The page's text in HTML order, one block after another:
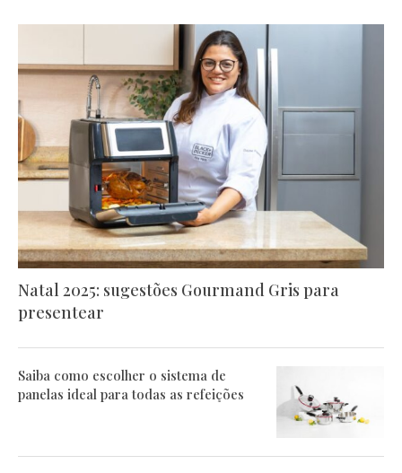
Natal 2025: sugestões Gourmand Gris para
presentear
Saiba como escolher o sistema de
panelas ideal para todas as refeições